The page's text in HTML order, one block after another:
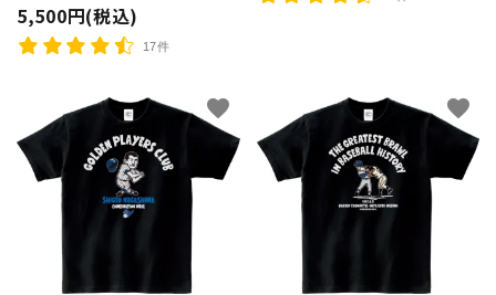
5,500円(税込)
17件
favorite favorite